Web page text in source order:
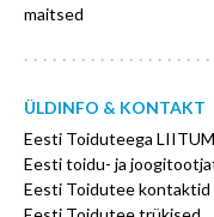
maitsed
ÜLDINFO & KONTAKT
Eesti Toiduteega
Eesti toidu- ja
Eesti Toidutee kontaktid